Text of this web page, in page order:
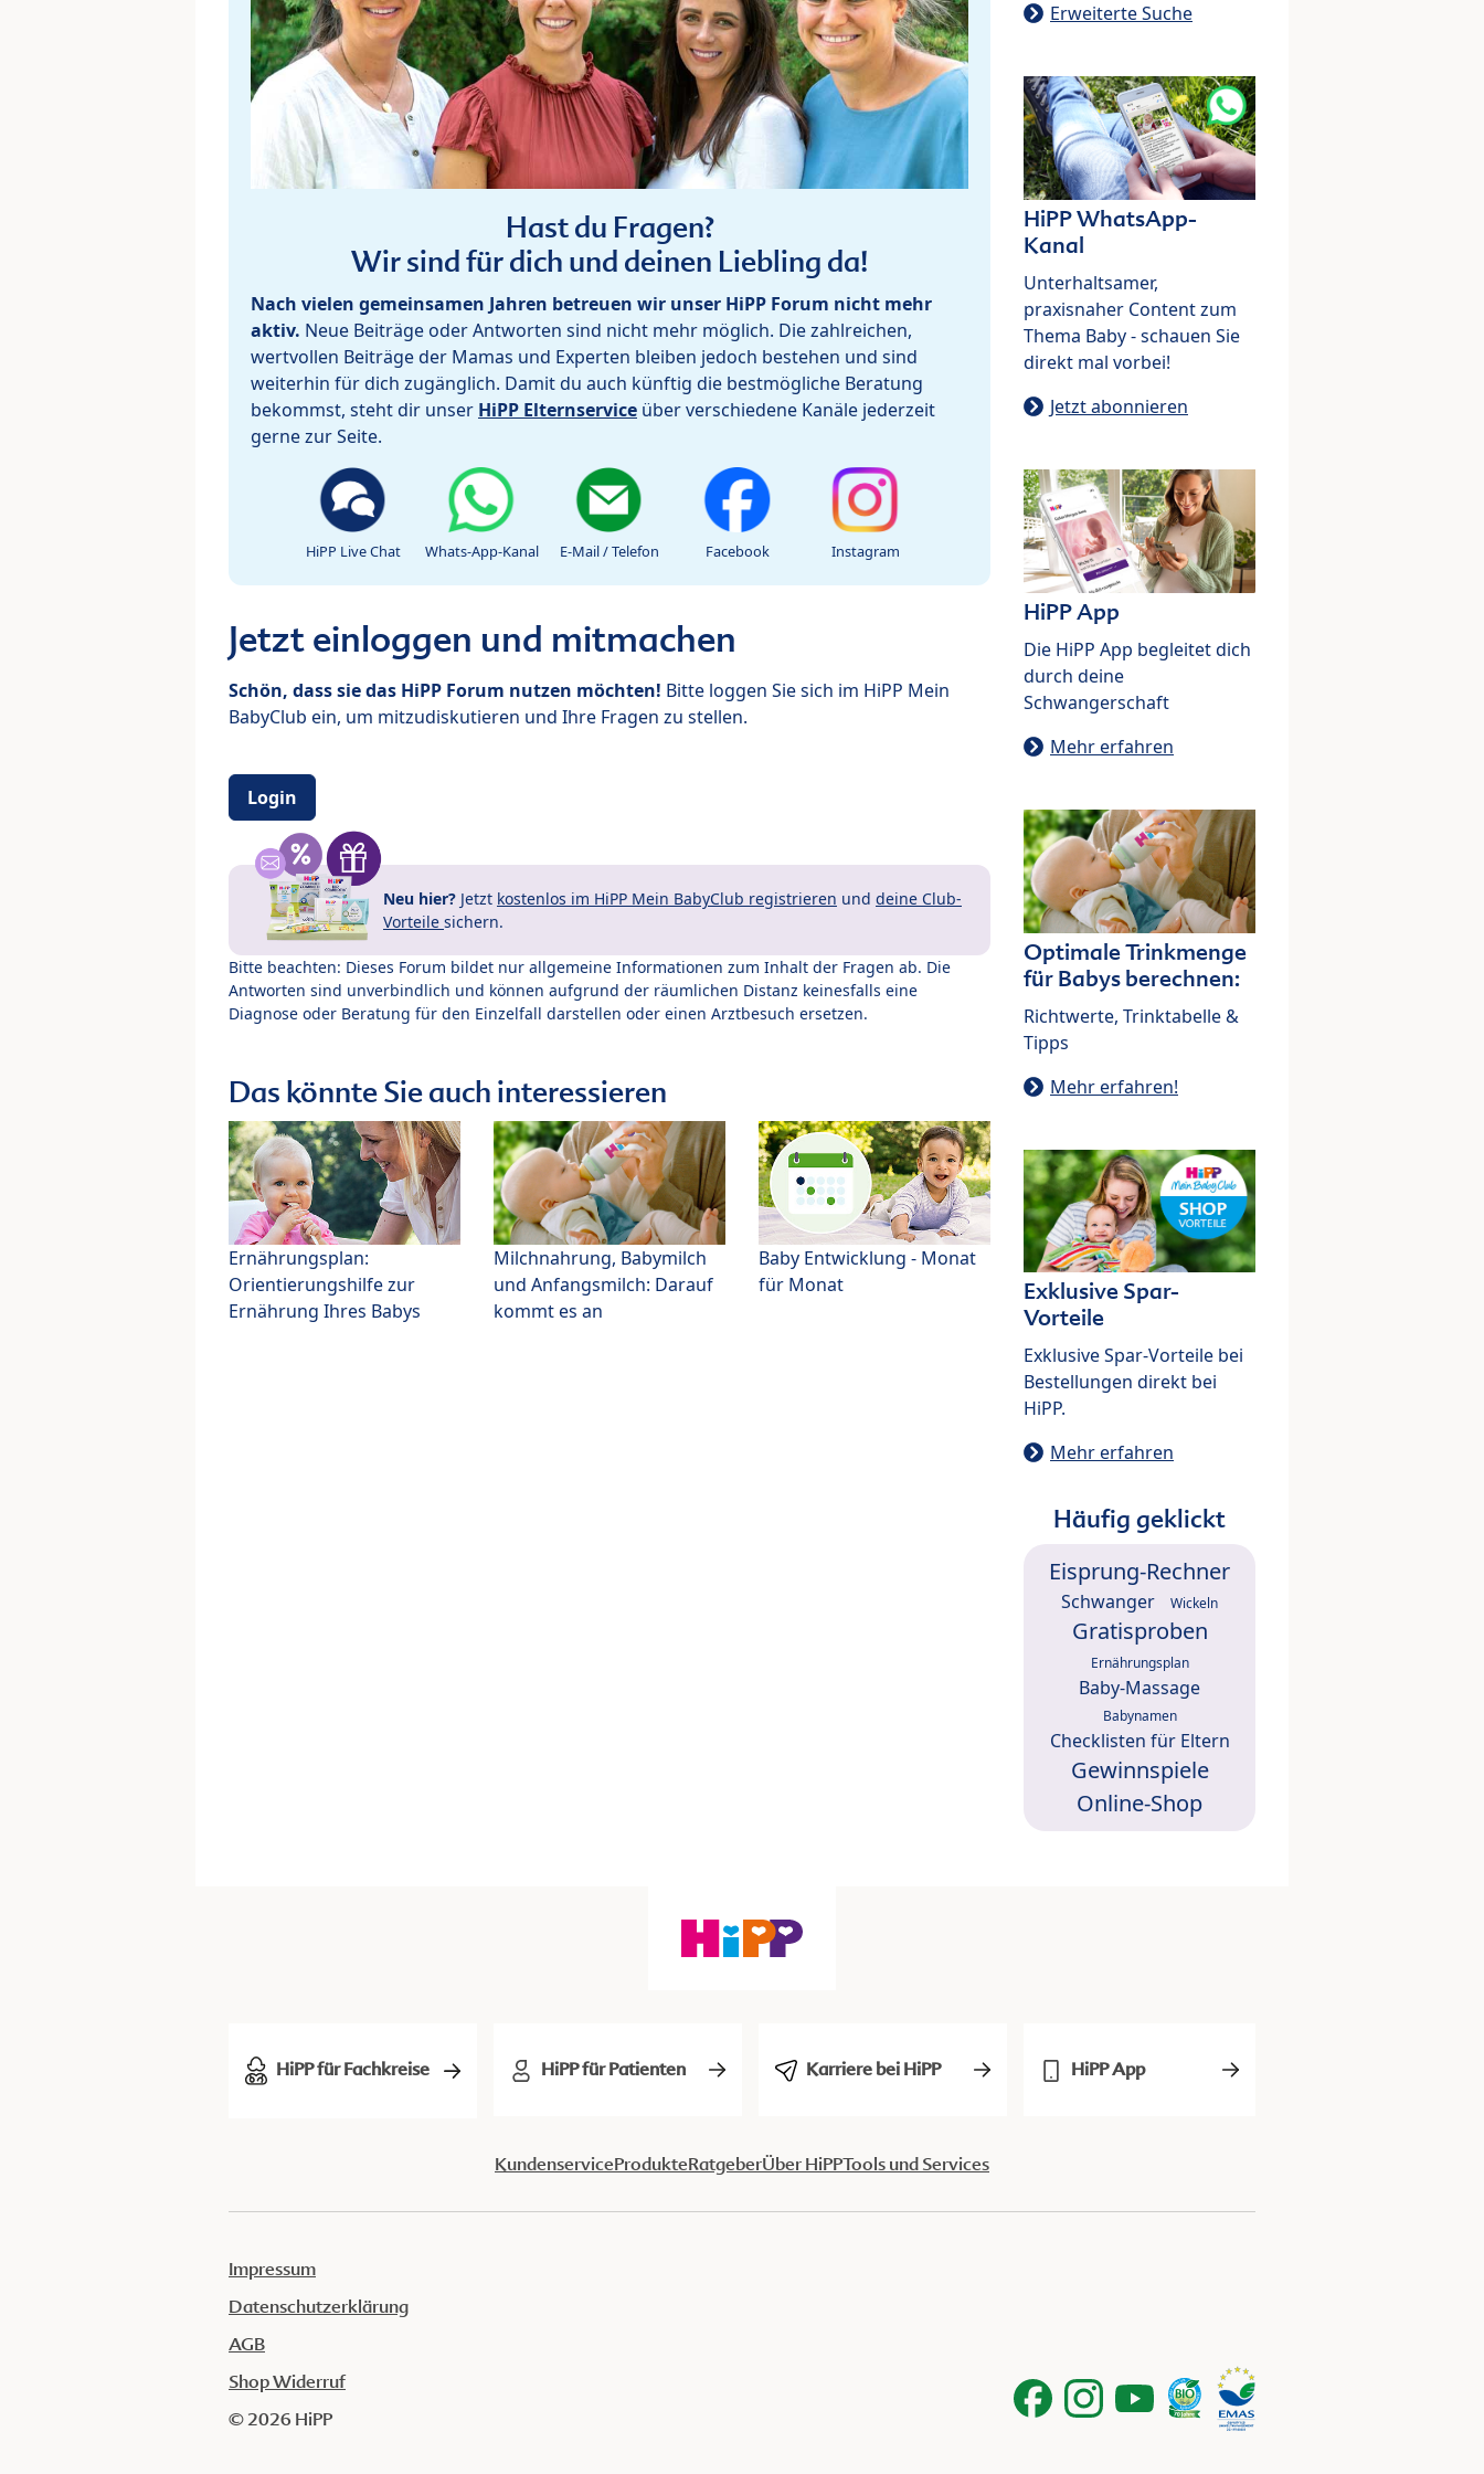
Hast du Fragen?
Wir sind für dich und deinen Liebling da!
Nach vielen gemeinsamen Jahren betreuen wir unser HiPP Forum nicht mehr
aktiv. Neue Beiträge oder Antworten sind nicht mehr möglich. Die zahlreichen,
wertvollen Beiträge der Mamas und Experten bleiben jedoch bestehen und sind
weiterhin für dich zugänglich. Damit du auch künftig die bestmögliche Beratung
bekommst, steht dir unser HiPP Elternservice über verschiedene Kanäle jederzeit
gerne zur Seite.
HiPP Live Chat Whats-App-Kanal E-Mail / Telefon Facebook Instagram
Jetzt einloggen und mitmachen
Schön, dass sie das HiPP Forum nutzen möchten! Bitte loggen Sie sich im HiPP Mein
BabyClub ein, um mitzudiskutieren und Ihre Fragen zu stellen.
Login
Neu hier? Jetzt kostenlos im HiPP Mein BabyClub registrieren und deine Club-
Vorteile sichern.
Bitte beachten: Dieses Forum bildet nur allgemeine Informationen zum Inhalt der Fragen ab. Die
Antworten sind unverbindlich und können aufgrund der räumlichen Distanz keinesfalls eine
Diagnose oder Beratung für den Einzelfall darstellen oder einen Arztbesuch ersetzen.
Das könnte Sie auch interessieren
Ernährungsplan:
Orientierungshilfe zur
Ernährung Ihres Babys
Milchnahrung, Babymilch
und Anfangsmilch: Darauf
kommt es an
Baby Entwicklung - Monat
für Monat
Erweiterte Suche
HiPP WhatsApp-
Kanal
Unterhaltsamer,
praxisnaher Content zum
Thema Baby - schauen Sie
direkt mal vorbei!
Jetzt abonnieren
HiPP App
Die HiPP App begleitet dich
durch deine
Schwangerschaft
Mehr erfahren
Optimale Trinkmenge
für Babys berechnen:
Richtwerte, Trinktabelle &
Tipps
Mehr erfahren!
Exklusive Spar-
Vorteile
Exklusive Spar-Vorteile bei
Bestellungen direkt bei
HiPP.
Mehr erfahren
Häufig geklickt
Eisprung-Rechner
Schwanger Wickeln
Gratisproben
Ernährungsplan
Baby-Massage
Babynamen
Checklisten für Eltern
Gewinnspiele
Online-Shop
HiPP für Fachkreise HiPP für Patienten Karriere bei HiPP HiPP App
KundenserviceProdukteRatgeberÜber HiPPTools und Services
Impressum
Datenschutzerklärung
AGB
Shop Widerruf
© 2026 HiPP